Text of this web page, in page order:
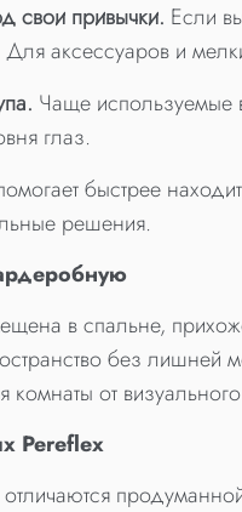
свои привычки. Если
аксессуаров и
Чаще используемые
глаз.
быстрее
решения.
в спальне,
без лишней
комнаты от
Pereflex